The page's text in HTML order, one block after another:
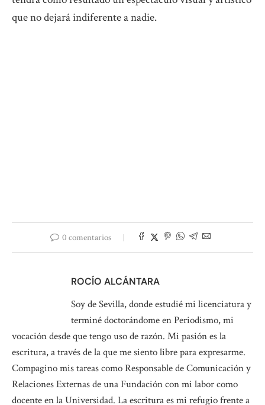
que no dejará indiferente a nadie.
0 comentarios
ROCÍO ALCÁNTARA
Soy de Sevilla, donde estudié mi licenciatura y
terminé doctorándome en Periodismo, mi
vocación desde que tengo uso de razón. Mi pasión es la
escritura, a través de la que me siento libre para expresarme.
Compagino mis tareas como Responsable de Comunicación y
Relaciones Externas de una Fundación con mi labor como
docente en la Universidad. La escritura es mi refugio frente a